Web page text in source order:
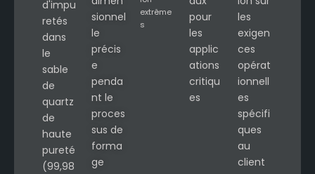
d'impu
retés
dans
le
sable
de
quartz
de
haute
pureté
(99,98
sionnel
le
précis
e
penda
nt le
proces
sus de
forma
ge
extrême
s
pour
les
applic
ations
critiqu
es
les
exigen
ces
opérat
ionnell
es
spécifi
ques
au
client